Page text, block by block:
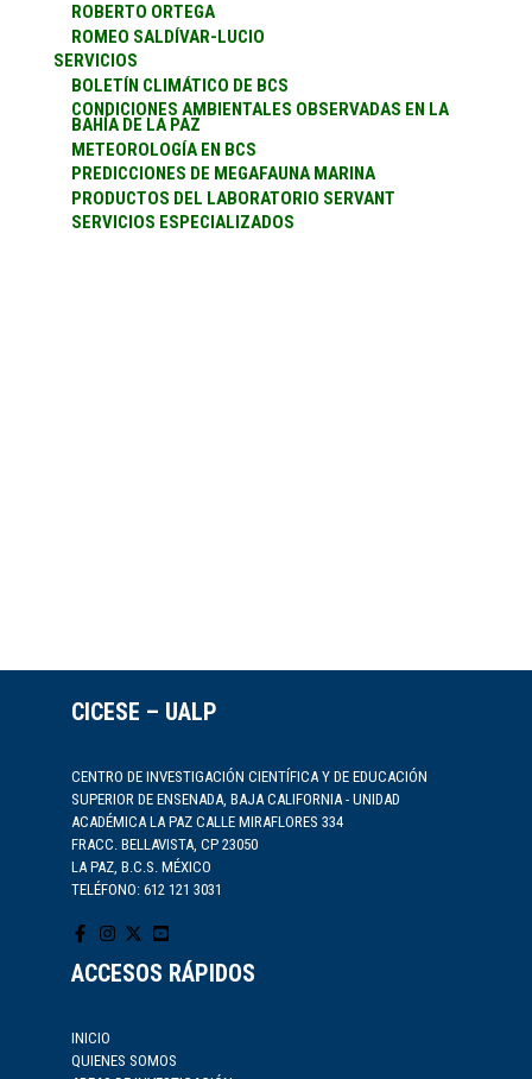
ROBERTO ORTEGA
ROMEO SALDÍVAR-LUCIO
SERVICIOS
BOLETÍN CLIMÁTICO DE BCS
CONDICIONES AMBIENTALES OBSERVADAS EN LA
BAHÍA DE LA PAZ
METEOROLOGÍA EN BCS
PREDICCIONES DE MEGAFAUNA MARINA
PRODUCTOS DEL LABORATORIO SERVANT
SERVICIOS ESPECIALIZADOS
CICESE – UALP
CENTRO DE INVESTIGACIÓN CIENTÍFICA Y DE EDUCACIÓN
SUPERIOR DE ENSENADA, BAJA CALIFORNIA - UNIDAD
ACADÉMICA LA PAZ CALLE MIRAFLORES 334
FRACC. BELLAVISTA, CP 23050
LA PAZ, B.C.S. MÉXICO
TELÉFONO: 612 121 3031
ACCESOS RÁPIDOS
INICIO
QUIENES SOMOS